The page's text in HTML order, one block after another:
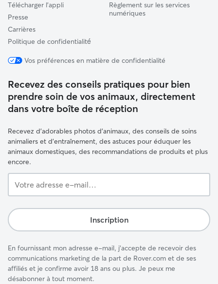
Télécharger l'appli
Presse
Carrières
Politique de confidentialité́
Règlement sur les services
numériques
Vos préférences en matière de confidentialité
Recevez des conseils pratiques pour bien
prendre soin de vos animaux, directement
dans votre boîte de réception
Recevez d'adorables photos d'animaux, des conseils de soins
animaliers et d'entraînement, des astuces pour éduquer les
animaux domestiques, des recommandations de produits et plus
encore.
adresse
mail…
Inscription
En fournissant mon adresse e-mail, j'accepte de recevoir des
communications marketing de la part de Rover.com et de ses
affiliés et je confirme avoir 18 ans ou plus. Je peux me
désabonner à tout moment.